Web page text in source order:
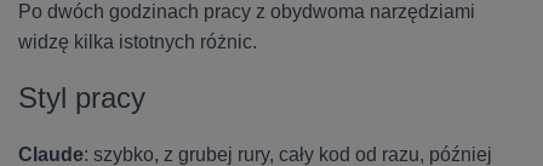
Po dwóch godzinach pracy z obydwoma narzędziami
widzę kilka istotnych różnic.
Styl pracy
Claude: szybko, z grubej rury, cały kod od razu, później